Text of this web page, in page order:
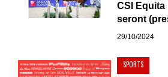
CSI Equita
seront
29/10/2024
SPORTS